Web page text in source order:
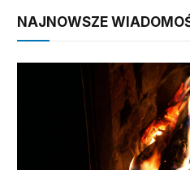
NAJNOWSZE